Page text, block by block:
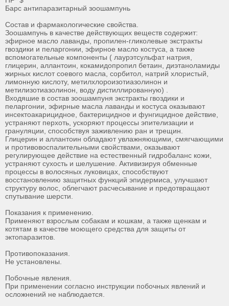
Барс антипаразитарный зоошампунь
Состав и фармакологические свойства.
Зоошампунь в качестве действующих веществ содержит:
эфирное масло лаванды, пропилен-гликолевые экстракты
гвоздики и пеларгонии, эфирное масло костуса, а также
вспомогательные компоненты ( лаурэтсульфат натрия,
глицерин, аллантоин, кокамидопропил бетаин, диэтаноламиды
жирных кислот соевого масла, сорбитол, натрий хлористый,
лимонную кислоту, метилхлороизотиазолинон и
метилизотиазолинон, воду дистиллированную) .
Входяшие в состав зоошампуня экстракты гвоздики и
пеларгонии, эфирные масла лаванды и костуса оказывают
инсектоакарицидное, бактерицидное и фунгицидное действие,
устраняют перхоть, ускоряют процессы эпителизации и
грануляции, способствуя заживлению ран и трещин.
Глицерин и аллантоин обладают увлажняющими, смягчающими
и противовоспалительными свойствами, оказывают
регулирующее действие на естественный гидробаланс кожи,
устраняют сухость и шелушение. Активизируя обменные
процессы в волосяных луковицах, способствуют
восстановлению защитных функций эпидермиса, улучшают
структуру волос, облегчают расчесывание и предотвращают
спутывание шерсти.
Показания к применению.
Применяют взрослым собакам и кошкам, а также щенкам и
котятам в качестве моющего средства для защиты от
эктопаразитов.
Противопоказания.
Не установлены.
Побочные явления.
При применении согласно инструкции побочных явлений и
осложнений не наблюдается.